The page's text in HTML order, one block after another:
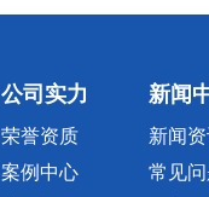
公司实力
荣誉资质
案例中心
新闻
新闻
常见